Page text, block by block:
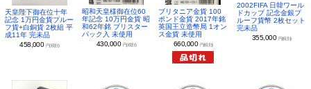
天皇陛下御在位十年
記念 1万円金貨プルー
フ貨+白銅貨 2枚組 平
成11年 完未品
458,000 円(税別)
昭和天皇様御在位60
年記念 10万円金貨 昭
和62年銘 ブリスター
パック入 未使用
430,000 円(税別)
ブリタニア金貨 100
ポンド金貨 2017年銘
英国王立造幣局 1オン
ス金貨 未使用
660,000 円(税別)
2002FIFA 日韓ワール
ドカップ 記念金銀プ
ルーフ貨幣 2枚セット
完未品
355,000 円(税別)